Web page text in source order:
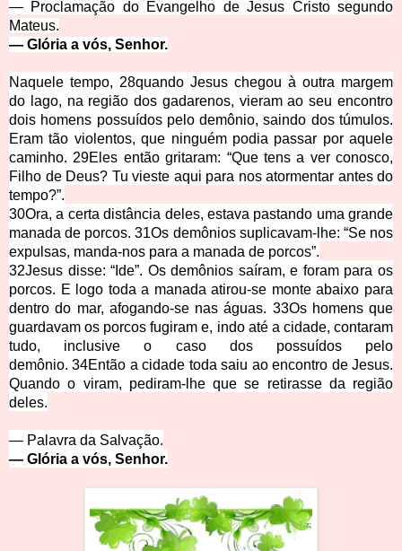
— Proclamação do Evangelho de Jesus Cristo segundo
Mateus.
— Glória a vós, Senhor.
Naquele tempo, 28quando Jesus chegou à outra margem
do lago, na região dos gadarenos, vieram ao seu encontro
dois homens possuídos pelo demônio, saindo dos túmulos.
Eram tão violentos, que ninguém podia passar por aquele
caminho. 29Eles então gritaram: “Que tens a ver conosco,
Filho de Deus? Tu vieste aqui para nos atormentar antes do
tempo?”.
30Ora, a certa distância deles, estava pastando uma grande
manada de porcos.31Os demônios suplicavam-lhe: “Se nos
expulsas, manda-nos para a manada de porcos”.
32Jesus disse: “Ide”. Os demônios saíram, e foram para os
porcos. E logo toda a manada atirou-se monte abaixo para
dentro do mar, afogando-se nas águas. 33Os homens que
guardavam os porcos fugiram e, indo até a cidade, contaram
tudo, inclusive o caso dos possuídos pelo
demônio.34Então a cidade toda saiu ao encontro de Jesus.
Quando o viram, pediram-lhe que se retirasse da região
deles.
— Palavra da Salvação.
— Glória a vós, Senhor.